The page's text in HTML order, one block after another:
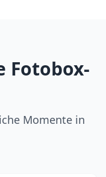
Fotobox-
Momente in